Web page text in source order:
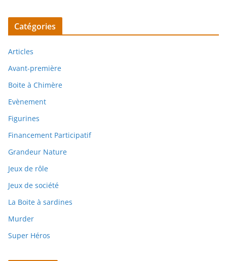
Catégories
Articles
Avant-première
Boite à Chimère
Evènement
Figurines
Financement Participatif
Grandeur Nature
Jeux de rôle
Jeux de société
La Boite à sardines
Murder
Super Héros